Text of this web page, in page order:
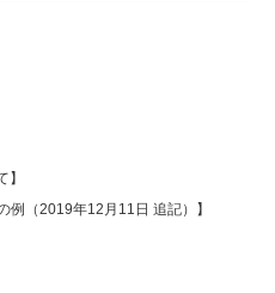
例（2019年12月11日 追記）】